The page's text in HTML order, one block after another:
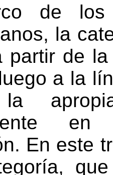
de los
la
partir de
a la
En este